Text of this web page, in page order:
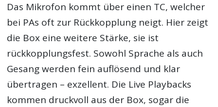
Das Mikrofon kommt über einen TC, welcher
bei PAs oft zur Rückkopplung neigt. Hier zeigt
die Box eine weitere Stärke, sie ist
rückkopplungsfest. Sowohl Sprache als auch
Gesang werden fein auflösend und klar
übertragen – exzellent. Die Live Playbacks
kommen druckvoll aus der Box, sogar die